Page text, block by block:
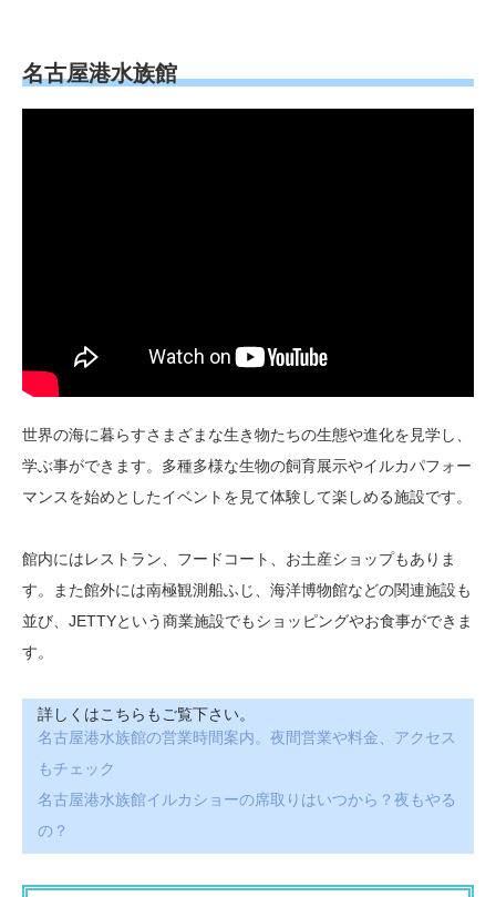
名古屋港水族館
世界の海に暮らすさまざまな生き物たちの生態や進化を見学し、
学ぶ事ができます。多種多様な生物の飼育展示やイルカパフォー
マンスを始めとしたイベントを見て体験して楽しめる施設です。
館内にはレストラン、フードコート、お土産ショップもありま
す。また館外には南極観測船ふじ、海洋博物館などの関連施設も
並び、JETTYという商業施設でもショッピングやお食事ができま
す。
詳しくはこちらもご覧下さい。
名古屋港水族館の営業時間案内。夜間営業や料金、アクセス
もチェック
名古屋港水族館イルカショーの席取りはいつから？夜もやる
の？